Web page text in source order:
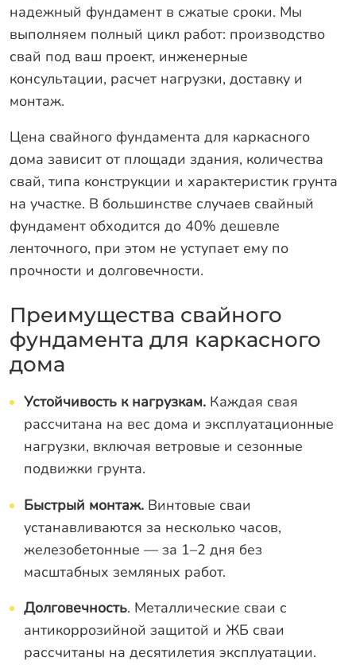
надежный фундамент в сжатые сроки. Мы
выполняем полный цикл работ: производство
свай под ваш проект, инженерные
консультации, расчет нагрузки, доставку и
монтаж.
Цена свайного фундамента для каркасного
дома зависит от площади здания, количества
свай, типа конструкции и характеристик грунта
на участке. В большинстве случаев свайный
фундамент обходится до 40% дешевле
ленточного, при этом не уступает ему по
прочности и долговечности.
Преимущества свайного
фундамента для каркасного
дома
Устойчивость к нагрузкам. Каждая свая
рассчитана на вес дома и эксплуатационные
нагрузки, включая ветровые и сезонные
подвижки грунта.
Быстрый монтаж.Винтовые сваи
устанавливаются за несколько часов,
железобетонные — за 1–2 дня без
масштабных земляных работ.
Долговечность. Металлические сваи с
антикоррозийной защитой и ЖБ сваи
рассчитаны на десятилетия эксплуатации.